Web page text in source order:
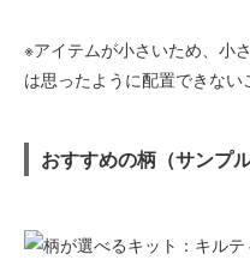
※アイテムが小さいため、小
は思ったように配置できない
おすすめの柄（サンプ